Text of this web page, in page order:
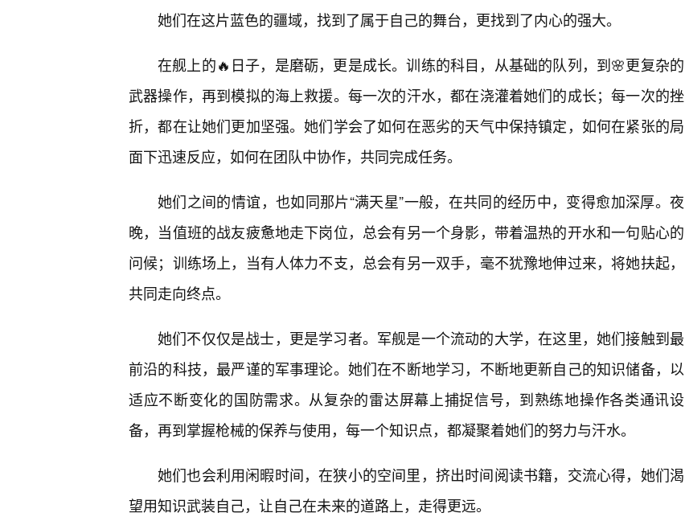
她们在这片蓝色的疆域，找到了属于自己的舞台，更找到了内心的强大。
在舰上的🔥日子，是磨砺，更是成长。训练的科目，从基础的队列，到🌸更复杂的
武器操作，再到模拟的海上救援。每一次的汗水，都在浇灌着她们的成长；每一次的挫
折，都在让她们更加坚强。她们学会了如何在恶劣的天气中保持镇定，如何在紧张的局
面下迅速反应，如何在团队中协作，共同完成任务。
她们之间的情谊，也如同那片“满天星”一般，在共同的经历中，变得愈加深厚。夜
晚，当值班的战友疲惫地走下岗位，总会有另一个身影，带着温热的开水和一句贴心的
问候；训练场上，当有人体力不支，总会有另一双手，毫不犹豫地伸过来，将她扶起，
共同走向终点。
她们不仅仅是战士，更是学习者。军舰是一个流动的大学，在这里，她们接触到最
前沿的科技，最严谨的军事理论。她们在不断地学习，不断地更新自己的知识储备，以
适应不断变化的国防需求。从复杂的雷达屏幕上捕捉信号，到熟练地操作各类通讯设
备，再到掌握枪械的保养与使用，每一个知识点，都凝聚着她们的努力与汗水。
她们也会利用闲暇时间，在狭小的空间里，挤出时间阅读书籍，交流心得，她们渴
望用知识武装自己，让自己在未来的道路上，走得更远。